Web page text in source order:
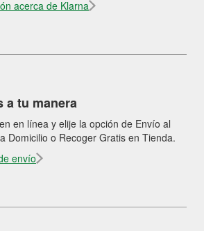
acerca de Klarna
a tu manera
en línea y elije la opción de Envío al
Domicilio o Recoger Gratis en Tienda.
envío